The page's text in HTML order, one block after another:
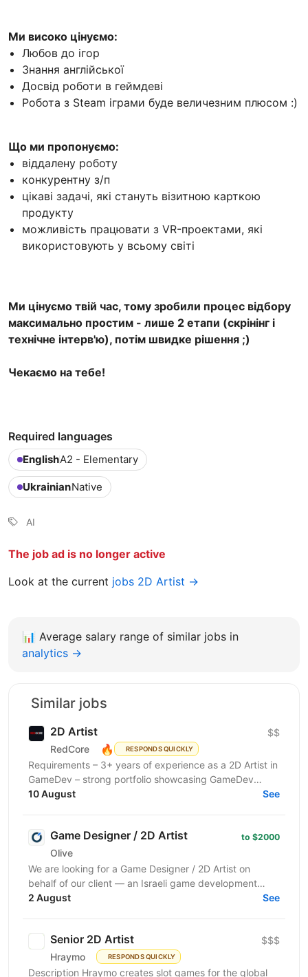
Ми високо цінуємо:
Любов до ігор
Знання англійської
Досвід роботи в геймдеві
Робота з Steam іграми буде величезним плюсом :)
Що ми пропонуємо:
віддалену роботу
конкурентну з/п
цікаві задачі, які стануть візитною карткою
продукту
можливість працювати з VR-проектами, які
використовують у всьому світі
Ми цінуємо твій час, тому зробили процес відбору
максимально простим - лише 2 етапи (скрінінг і
технічне інтерв'ю), потім швидке рішення ;)
Чекаємо на тебе!
Required languages
EnglishA2 - Elementary
UkrainianNative
AI
The job ad is no longer active
Look at the current jobs 2D Artist →
📊 Average salary range of similar jobs in
analytics →
Similar jobs
2D Artist
RedCore 🔥 RESPONDS QUICKLY
$$
Requirements – 3+ years of experience as a 2D Artist in
GameDev – strong portfolio showcasing GameDev
projects – strong drawing, composition, color,...
10 August See
Game Designer / 2D Artist
Olive
to $2000
We are looking for a Game Designer / 2D Artist on
behalf of our client — an Israeli game development
company creating hyper-casual mobile and casino-
2 August See
Senior 2D Artist
Hraymo RESPONDS QUICKLY
$$$
Description Hraymo creates slot games for the global